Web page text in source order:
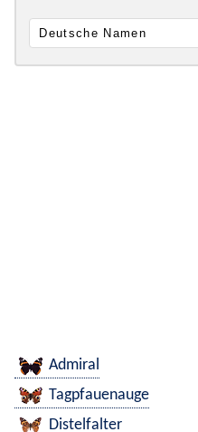
Admiral
Tagpfauenauge
Distelfalter